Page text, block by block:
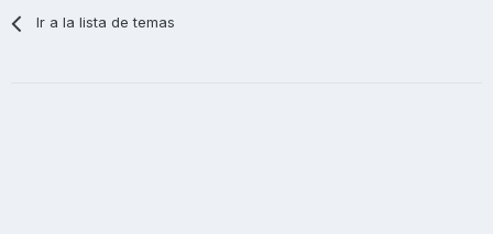
Ir a la lista de temas